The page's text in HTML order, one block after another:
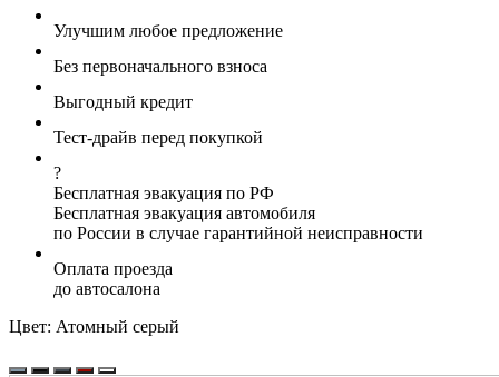
Улучшим любое предложение
Без первоначального взноса
Выгодный кредит
Тест-драйв перед покупкой
?
Бесплатная эвакуация по РФ
Бесплатная эвакуация автомобиля
по России в случае гарантийной неисправности
Оплата проезда
до автосалона
Цвет: Атомный серый